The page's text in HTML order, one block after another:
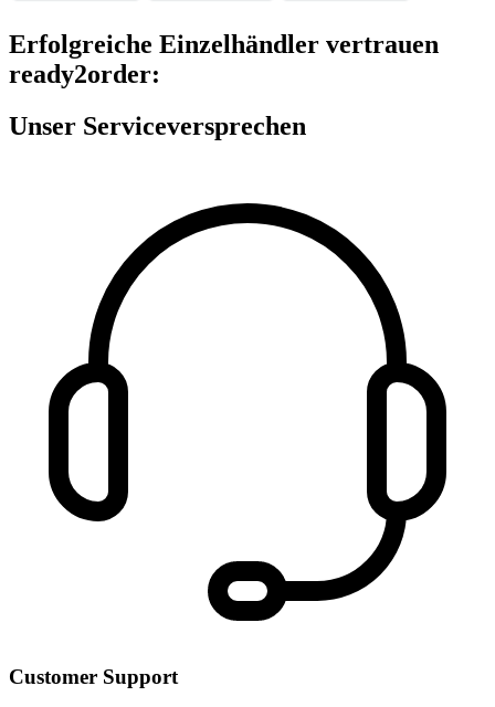
Erfolgreiche Einzelhändler vertrauen
ready2order:
Unser Serviceversprechen
Customer Support